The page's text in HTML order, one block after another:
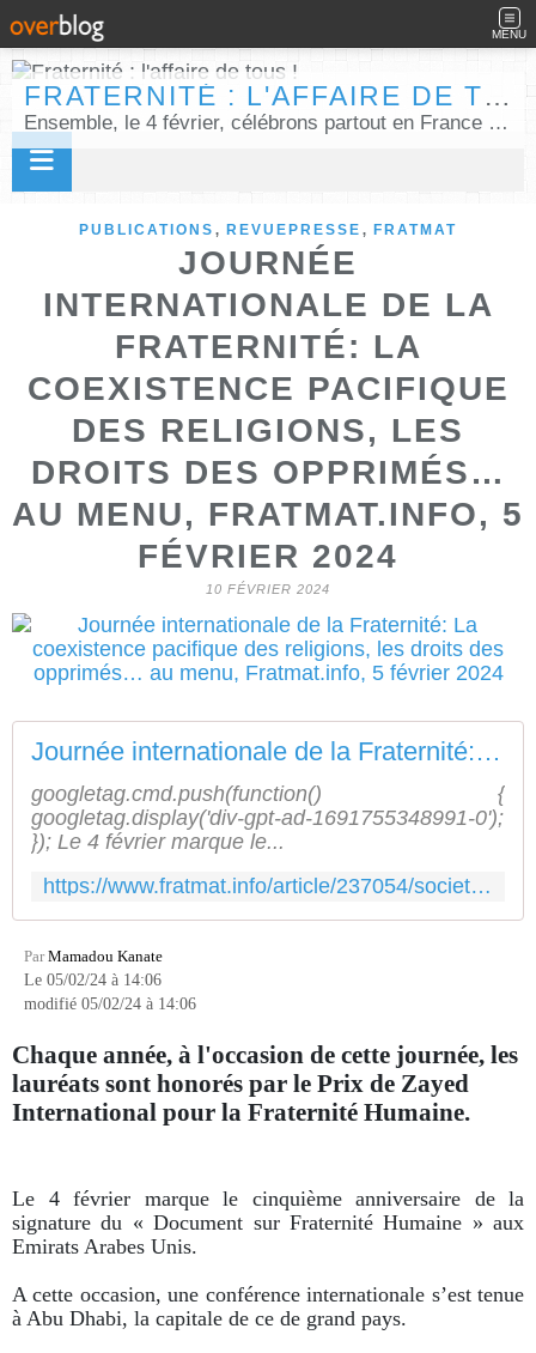
MENU
FRATERNITÉ : L'AFFAIRE DE TOUS !
Ensemble, le 4 février, célébrons partout en France la Journée internationale de la fraternité humaine !
PUBLICATIONS , REVUEPRESSE , FRATMAT
JOURNÉE
INTERNATIONALE DE LA
FRATERNITÉ: LA
COEXISTENCE PACIFIQUE
DES RELIGIONS, LES
DROITS DES OPPRIMÉS…
AU MENU, FRATMAT.INFO, 5
FÉVRIER 2024
10 FÉVRIER 2024
Journée internationale de la Fraternité: La coexistence pacifique des religions, les droits des opprimés... au menu
googletag.cmd.push(function() {
googletag.display('div-gpt-ad-1691755348991-0');
}); Le 4 février marque le...
https://www.fratmat.info/article/237054/societe/journee-internationale-de-la-fraternite-la-coexistence-pacifique-des-religions-les-droits-des-opprimes-au-menu
Par Mamadou Kanate
Le 05/02/24 à 14:06
modifié 05/02/24 à 14:06
Chaque année, à l'occasion de cette journée, les
lauréats sont honorés par le Prix de Zayed
International pour la Fraternité Humaine.
Le 4 février marque le cinquième anniversaire de la
signature du « Document sur Fraternité Humaine » aux
Emirats Arabes Unis.
A cette occasion, une conférence internationale s’est tenue
à Abu Dhabi, la capitale de ce de grand pays.